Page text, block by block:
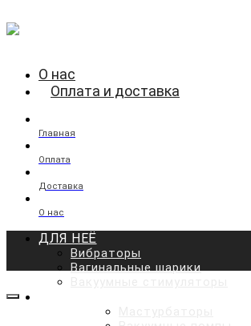
О нас
Оплата и доставка
Главная
Оплата
Доставка
О нас
ДЛЯ НЕЁ
Вибраторы
Вагинальные шарики